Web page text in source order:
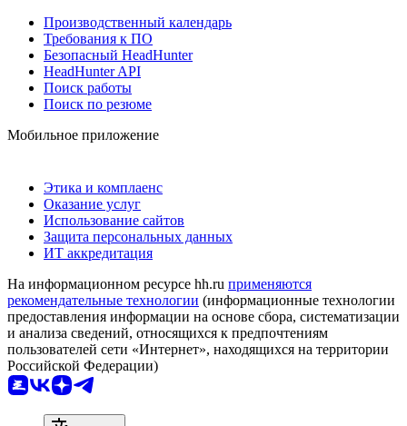
Производственный календарь
Требования к ПО
Безопасный HeadHunter
HeadHunter API
Поиск работы
Поиск по резюме
Мобильное приложение
Этика и комплаенс
Оказание услуг
Использование сайтов
Защита персональных данных
ИТ аккредитация
На информационном ресурсе hh.ru применяются
рекомендательные технологии (информационные технологии
предоставления информации на основе сбора, систематизации
и анализа сведений, относящихся к предпочтениям
пользователей сети «Интернет», находящихся на территории
Российской Федерации)